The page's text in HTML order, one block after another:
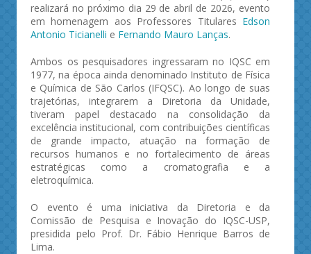
realizará no próximo dia 29 de abril de 2026, evento
em homenagem aos Professores Titulares Edson
Antonio Ticianelli e Fernando Mauro Lanças.
Ambos os pesquisadores ingressaram no IQSC em
1977, na época ainda denominado Instituto de Física
e Química de São Carlos (IFQSC). Ao longo de suas
trajetórias, integrarem a Diretoria da Unidade,
tiveram papel destacado na consolidação da
excelência institucional, com contribuições científicas
de grande impacto, atuação na formação de
recursos humanos e no fortalecimento de áreas
estratégicas como a cromatografia e a
eletroquímica.
O evento é uma iniciativa da Diretoria e da
Comissão de Pesquisa e Inovação do IQSC-USP,
presidida pelo Prof. Dr. Fábio Henrique Barros de
Lima.